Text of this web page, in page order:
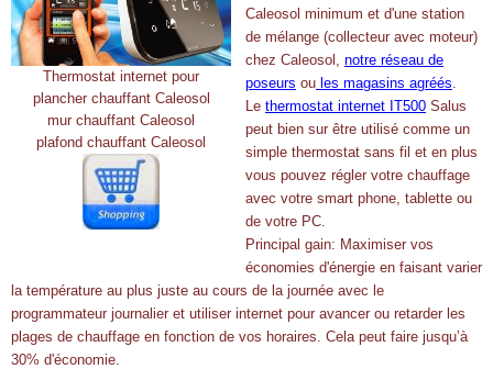
Thermostat internet pour
plancher chauffant Caleosol
mur chauffant Caleosol
plafond chauffant Caleosol
Caleosol minimum et d'une station
de mélange (collecteur avec moteur)
chez Caleosol, notre réseau de
poseurs ou les magasins agréés.
Le thermostat internet IT500 Salus
peut bien sur être utilisé comme un
simple thermostat sans fil et en plus
vous pouvez régler votre chauffage
avec votre smart phone, tablette ou
de votre PC.
Principal gain: Maximiser vos
économies d'énergie en faisant varier
la température au plus juste au cours de la journée avec le
programmateur journalier et utiliser internet pour avancer ou retarder les
plages de chauffage en fonction de vos horaires. Cela peut faire jusqu’à
30% d'économie.